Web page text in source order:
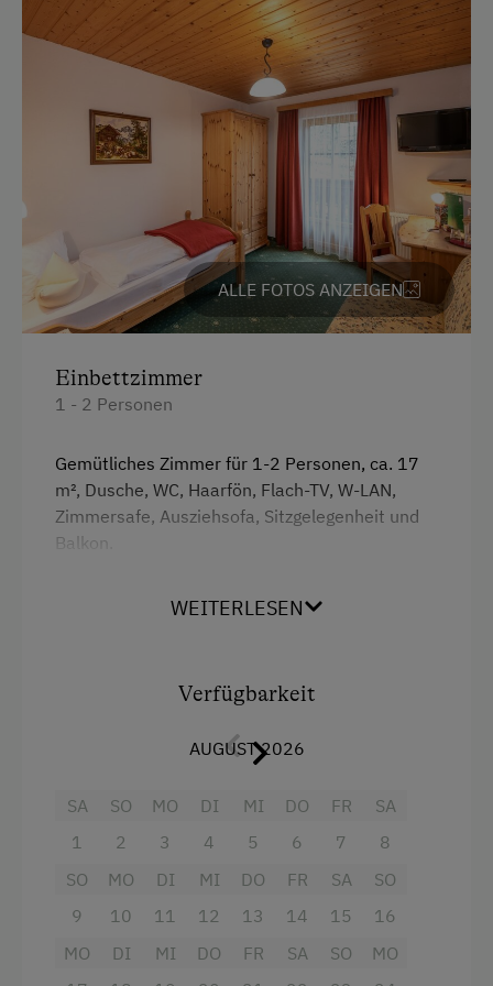
Heimatmuseum
Kegelbahn
Kletterwald
Kutschenfahrten
Liegewiese
Nordic Walking
Ponyreiten
Radwege
Reiten
Rodelbahn in der Nähe
Skibusnähe
Wellnessangebote
Sauna
Hochgeschwindigkeits-Internetanschluss
Haupthaus
ALLE FOTOS ANZEIGEN
Einbettzimmer
1 - 2 Personen
Gemütliches Zimmer für 1-2 Personen, ca. 17
m², Dusche, WC, Haarfön, Flach-TV, W-LAN,
Zimmersafe, Ausziehsofa, Sitzgelegenheit und
Balkon.
Kinder.Kleinkinder-, und Babyausstattung
alle Gäate jederzeit zugänglich auf der Etage.
Ausstattung
Aussicht auf eine Berglandschaft
WEITERLESEN
Verfügbarkeit
AUGUST 2026
SA
1
SO
2
MO
3
DI
4
MI
5
DO
6
FR
7
SA
8
SO
9
MO
10
DI
11
MI
12
DO
13
FR
14
SA
15
SO
16
MO
DI
MI
DO
FR
SA
SO
MO